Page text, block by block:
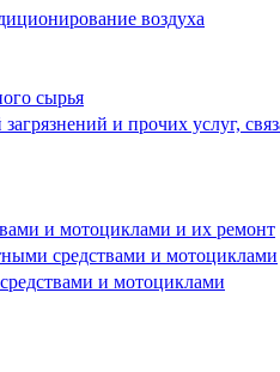
воздуха
сырья
и прочих услуг,
и мотоциклами и их ремонт
средствами и мотоциклами
и мотоциклами